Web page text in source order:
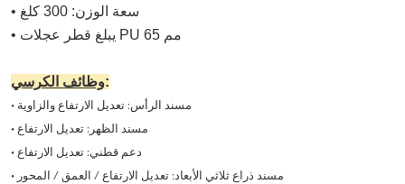
• سعة الوزن: 300 كلغ
• يبلغ قطر عجلات PU 65 مم
وظائف الكرسي:
• مسند الرأس: تعديل الارتفاع والزاوية
• مسند الظهر: تعديل الارتفاع
• دعم قطني: تعديل الارتفاع
• مسند ذراع ثلاثي الأبعاد: تعديل الارتفاع / العمق / المحور